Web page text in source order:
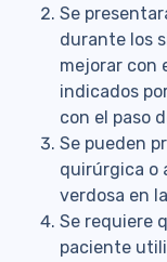
Se
durante los
mejorar con
indicados
con el paso
Se pueden
quirúrgica o
verdosa en
Se requiere
paciente